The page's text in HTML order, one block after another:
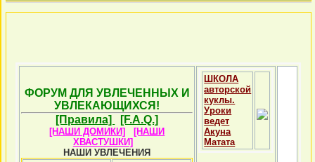
ФОРУМ ДЛЯ УВЛЕЧЕННЫХ И
УВЛЕКАЮЩИХСЯ!
[Правила]
[F.A.Q.]
[НАШИ ДОМИКИ]
[НАШИ
ХВАСТУШКИ]
НАШИ УВЛЕЧЕНИЯ
ШКОЛА
авторской
куклы.
Уроки
ведет
Акуна
Матата